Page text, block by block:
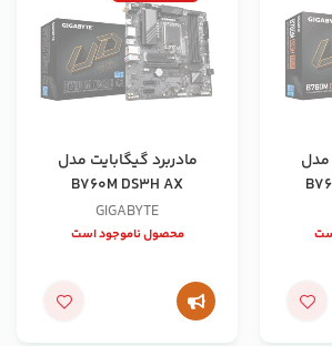
مدل
مادربرد گیگابایت مدل
B760M DS3H AX
GIGABYTE
محصول ناموجود است